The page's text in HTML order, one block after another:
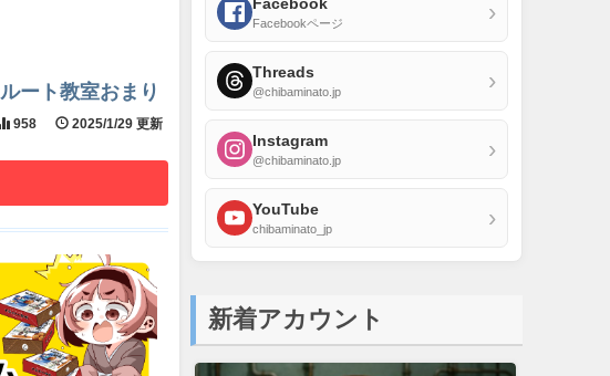
ート教室おまり
958 2025/1/29 更新
Facebookページ ›
Threads
@chibaminato.jp ›
Instagram
@chibaminato.jp ›
YouTube
chibaminato_jp ›
新着アカウント